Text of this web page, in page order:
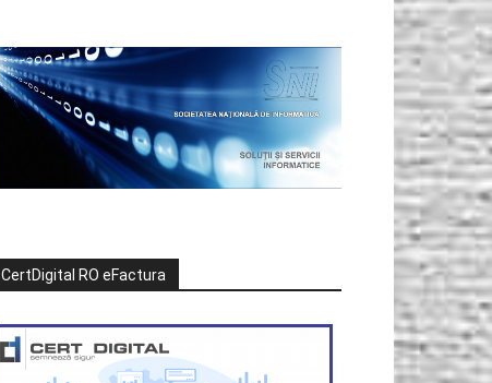
CertDigital RO eFactura